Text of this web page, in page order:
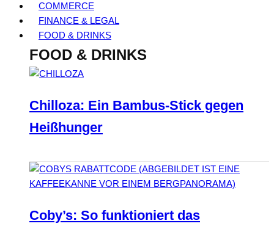
COMMERCE
FINANCE & LEGAL
FOOD & DRINKS
FOOD & DRINKS
Chilloza: Ein Bambus-Stick gegen
Heißhunger
Coby’s: So funktioniert das